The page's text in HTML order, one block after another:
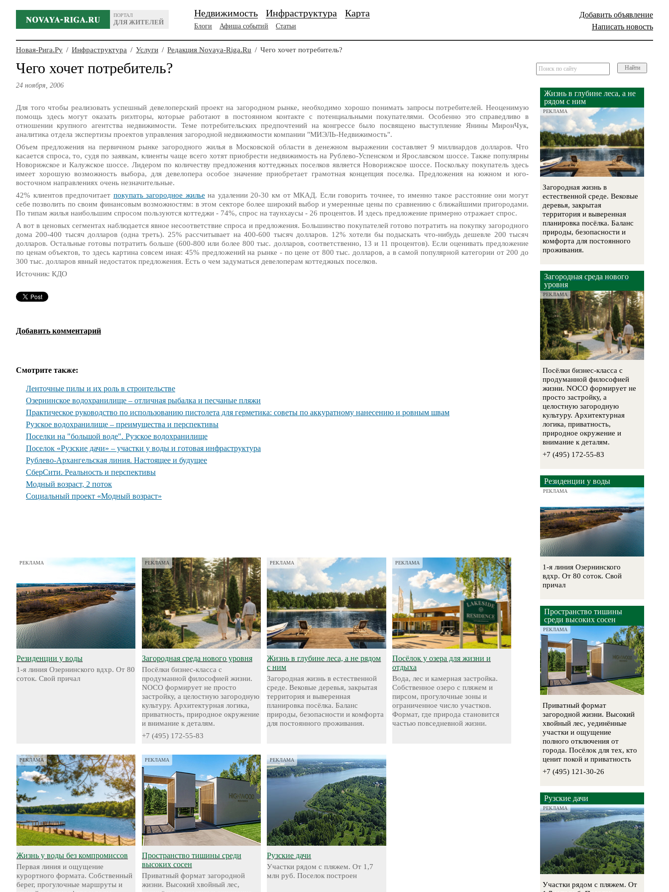
ПОРТАЛ
ДЛЯ ЖИТЕЛЕЙ
Добавить объявление
Написать новость
Недвижимость Инфраструктура Карта
Блоги Афиша событий Статьи
Новая-Рига.Ру / Инфраструктура / Услуги / Редакция Novaya-Riga.Ru / Чего хочет потребитель?
Чего хочет потребитель?
24 ноября, 2006
Для того чтобы реализовать успешный девелоперский проект на загородном рынке, необходимо хорошо понимать запросы потребителей. Неоценимую
помощь здесь могут оказать риэлторы, которые работают в постоянном контакте с потенциальными покупателями. Особенно это справедливо в
отношении крупного агентства недвижимости. Теме потребительских предпочтений на конгрессе было посвящено выступление Янины МиронЧук,
аналитика отдела экспертизы проектов управления загородной недвижимости компании "МИЭЛЬ-Недвижимость".
Объем предложения на первичном рынке загородного жилья в Московской области в денежном выражении составляет 9 миллиардов долларов. Что
касается спроса, то, судя по заявкам, клиенты чаще всего хотят приобрести недвижимость на Рублево-Успенском и Ярославском шоссе. Также популярны
Новорижское и Калужское шоссе. Лидером по количеству предложения коттеджных поселков является Новорижское шоссе. Поскольку покупатель здесь
имеет хорошую возможность выбора, для девелопера особое значение приобретает грамотная концепция поселка. Предложения на южном и юго-
восточном направлениях очень незначительные.
42% клиентов предпочитает покупать загородное жилье на удалении 20-30 км от МКАД. Если говорить точнее, то именно такое расстояние они могут
себе позволить по своим финансовым возможностям: в этом секторе более широкий выбор и умеренные цены по сравнению с ближайшими пригородами.
По типам жилья наибольшим спросом пользуются коттеджи - 74%, спрос на таунхаусы - 26 процентов. И здесь предложение примерно отражает спрос.
А вот в ценовых сегментах наблюдается явное несоответствие спроса и предложения. Большинство покупателей готово потратить на покупку загородного
дома 200-400 тысяч долларов (одна треть). 25% рассчитывает на 400-600 тысяч долларов. 12% хотели бы подыскать что-нибудь дешевле 200 тысяч
долларов. Остальные готовы потратить больше (600-800 или более 800 тыс. долларов, соответственно, 13 и 11 процентов). Если оценивать предложение
по ценам объектов, то здесь картина совсем иная: 45% предложений на рынке - по цене от 800 тыс. долларов, а в самой популярной категории от 200 до
300 тыс. долларов явный недостаток предложения. Есть о чем задуматься девелоперам коттеджных поселков.
Источник: КДО
Добавить комментарий
Смотрите также:
Ленточные пилы и их роль в строительстве
Озернинское водохранилище – отличная рыбалка и песчаные пляжи
Практическое руководство по использованию пистолета для герметика: советы по аккуратному нанесению и ровным швам
Рузское водохранилище – преимущества и перспективы
Поселки на "большой воде". Рузское водохранилище
Поселок «Рузские дачи» – участки у воды и готовая инфраструктура
Рублево-Архангельская линия. Настоящее и будущее
СберСити. Реальность и перспективы
Модный возраст, 2 поток
Социальный проект «Модный возраст»
РЕКЛАМА
Резиденции у воды
1-я линия Озернинского вдхр. От 80
соток. Свой причал
РЕКЛАМА
Загородная среда нового уровня
Посёлки бизнес-класса с
продуманной философией жизни.
NOCO формирует не просто
застройку, а целостную загородную
культуру. Архитектурная логика,
приватность, природное окружение
и внимание к деталям.
+7 (495) 172-55-83
РЕКЛАМА
Жизнь в глубине леса, а не рядом
с ним
Загородная жизнь в естественной
среде. Вековые деревья, закрытая
территория и выверенная
планировка посёлка. Баланс
природы, безопасности и комфорта
для постоянного проживания.
РЕКЛАМА
Посёлок у озера для жизни и
отдыха
Вода, лес и камерная застройка.
Собственное озеро с пляжем и
пирсом, прогулочные зоны и
ограниченное число участков.
Формат, где природа становится
частью повседневной жизни.
РЕКЛАМА
Жизнь у воды без компромиссов
Первая линия и ощущение
курортного формата. Собственный
берег, прогулочные маршруты и
РЕКЛАМА
Пространство тишины среди
высоких сосен
Приватный формат загородной
жизни. Высокий хвойный лес,
РЕКЛАМА
Рузские дачи
Участки рядом с пляжем. От 1,7
млн руб. Поселок построен
Найти
Жизнь в глубине леса, а не
рядом с ним
РЕКЛАМА
Загородная жизнь в
естественной среде. Вековые
деревья, закрытая
территория и выверенная
планировка посёлка. Баланс
природы, безопасности и
комфорта для постоянного
проживания.
Загородная среда нового
уровня
РЕКЛАМА
Посёлки бизнес-класса с
продуманной философией
жизни. NOCO формирует не
просто застройку, а
целостную загородную
культуру. Архитектурная
логика, приватность,
природное окружение и
внимание к деталям.
+7 (495) 172-55-83
Резиденции у воды
РЕКЛАМА
1-я линия Озернинского
вдхр. От 80 соток. Свой
причал
Пространство тишины
среди высоких сосен
РЕКЛАМА
Приватный формат
загородной жизни. Высокий
хвойный лес, уединённые
участки и ощущение
полного отключения от
города. Посёлок для тех, кто
ценит покой и приватность
+7 (495) 121-30-26
Рузские дачи
РЕКЛАМА
Участки рядом с пляжем. От